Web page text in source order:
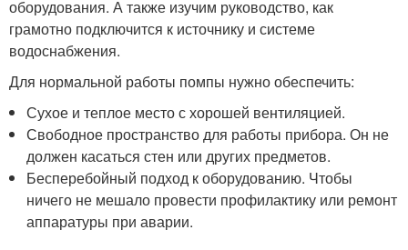
оборудования. А также изучим руководство, как
грамотно подключится к источнику и системе
водоснабжения.
Для нормальной работы помпы нужно обеспечить:
Сухое и теплое место с хорошей вентиляцией.
Свободное пространство для работы прибора. Он не
должен касаться стен или других предметов.
Бесперебойный подход к оборудованию. Чтобы
ничего не мешало провести профилактику или ремонт
аппаратуры при аварии.